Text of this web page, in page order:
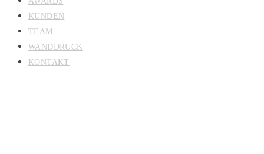
KUNDEN
TEAM
WANDDRUCK
KONTAKT